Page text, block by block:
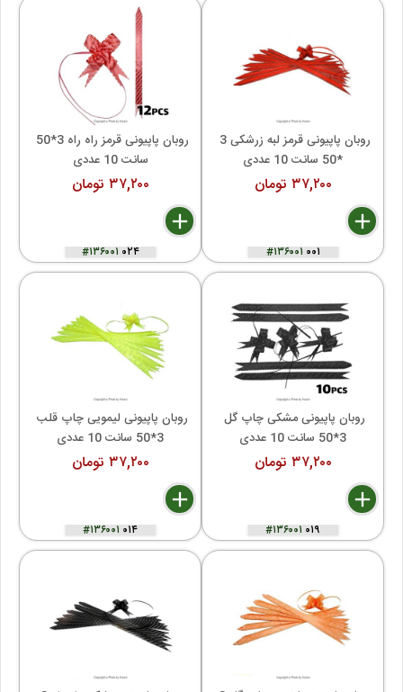
سانت 10 عددی
۳۷,۲۰۰ تومان
delete
remove
add
#۱۳۶۰۰۱۰۲۴
*50 سانت 10 عددی
۳۷,۲۰۰ تومان
delete
remove
add
#۱۳۶۰۰۱۰۰۱
3*50 سانت 10 عددی
۳۷,۲۰۰ تومان
delete
remove
add
#۱۳۶۰۰۱۰۱۴
3*50 سانت 10 عددی
۳۷,۲۰۰ تومان
delete
remove
add
#۱۳۶۰۰۱۰۱۹